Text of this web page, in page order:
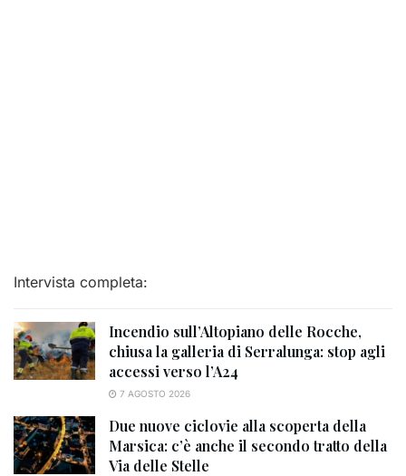
Intervista completa:
Incendio sull’Altopiano delle Rocche,
chiusa la galleria di Serralunga: stop agli
accessi verso l’A24
7 AGOSTO 2026
Due nuove ciclovie alla scoperta della
Marsica: c’è anche il secondo tratto della
Via delle Stelle